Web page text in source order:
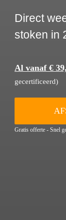
Direct
stoken in
Al vanaf €
gecertificeerd)
Gratis offerte - Snel